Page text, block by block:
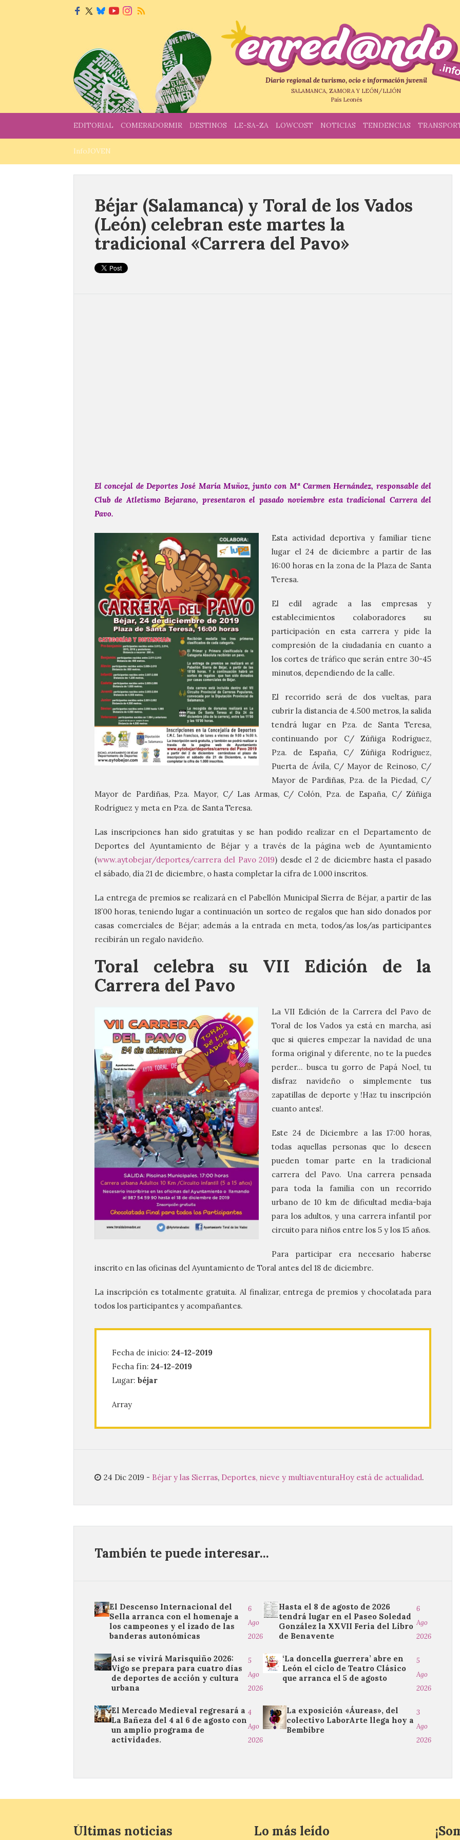
Diario regional de turismo, ocio e información juvenil
SALAMANCA, ZAMORA Y LEÓN/LLIÓN
País Leonés
EDITORIAL COMER&DORMIR DESTINOS LE-SA-ZA LOWCOST NOTICIAS TENDENCIAS
InfoJOVEN
Béjar (Salamanca) y Toral de los Vados
(León) celebran este martes la
tradicional «Carrera del Pavo»
El concejal de Deportes José María Muñoz, junto con Mª Carmen Hernández, responsable del
Club de Atletismo Bejarano, presentaron el pasado noviembre esta tradicional Carrera del
Pavo.
Esta actividad deportiva y familiar tiene
lugar el 24 de diciembre a partir de las
16:00 horas en la zona de la Plaza de Santa
Teresa.
El edil agrade a las empresas y
establecimientos colaboradores su
participación en esta carrera y pide la
compresión de la ciudadanía en cuanto a
los cortes de tráfico que serán entre 30-45
minutos, dependiendo de la calle.
El recorrido será de dos vueltas, para
cubrir la distancia de 4.500 metros, la salida
tendrá lugar en Pza. de Santa Teresa,
continuando por C/ Zúñiga Rodríguez,
Pza. de España, C/ Zúñiga Rodríguez,
Puerta de Ávila, C/ Mayor de Reinoso, C/
Mayor de Pardiñas, Pza. de la Piedad, C/
Mayor de Pardiñas, Pza. Mayor, C/ Las Armas, C/ Colón, Pza. de España, C/ Zúñiga
Rodríguez y meta en Pza. de Santa Teresa.
Las inscripciones han sido gratuitas y se han podido realizar en el Departamento de
Deportes del Ayuntamiento de Béjar y a través de la página web de Ayuntamiento
(www.aytobejar/deportes/carrera del Pavo 2019) desde el 2 de diciembre hasta el pasado
el sábado, día 21 de diciembre, o hasta completar la cifra de 1.000 inscritos.
La entrega de premios se realizará en el Pabellón Municipal Sierra de Béjar, a partir de las
18’00 horas, teniendo lugar a continuación un sorteo de regalos que han sido donados por
casas comerciales de Béjar; además a la entrada en meta, todos/as los/as participantes
recibirán un regalo navideño.
Toral celebra su VII Edición de la
Carrera del Pavo
La VII Edición de la Carrera del Pavo de
Toral de los Vados ya está en marcha, así
que si quieres empezar la navidad de una
forma original y diferente, no te la puedes
perder… busca tu gorro de Papá Noel, tu
disfraz navideño o simplemente tus
zapatillas de deporte y !Haz tu inscripción
cuanto antes!.
Este 24 de Diciembre a las 17:00 horas,
todas aquellas personas que lo deseen
pueden tomar parte en la tradicional
carrera del Pavo. Una carrera pensada
para toda la familia con un recorrido
urbano de 10 km de dificultad media-baja
para los adultos, y una carrera infantil por
circuito para niños entre los 5 y los 15 años.
Para participar era necesario haberse
inscrito en las oficinas del Ayuntamiento de Toral antes del 18 de diciembre.
La inscripción es totalmente gratuita. Al finalizar, entrega de premios y chocolatada para
todos los participantes y acompañantes.
Fecha de inicio: 24-12-2019
Fecha fín: 24-12-2019
Lugar: béjar
Array
24 Dic 2019 - Béjar y las Sierras, Deportes, nieve y multiaventuraHoy está de actualidad.
También te puede interesar...
El Descenso Internacional del
Sella arranca con el homenaje a
los campeones y el izado de las
banderas autonómicas
6
Ago
2026
Hasta el 8 de agosto de 2026
tendrá lugar en el Paseo Soledad
González la XXVII Feria del Libro
de Benavente
6
Ago
2026
Así se vivirá Marisquiño 2026:
Vigo se prepara para cuatro días
de deportes de acción y cultura
urbana
5
Ago
2026
‘La doncella guerrera’ abre en
León el ciclo de Teatro Clásico
que arranca el 5 de agosto
5
Ago
2026
El Mercado Medieval regresará a
La Bañeza del 4 al 6 de agosto con
un amplio programa de
actividades.
4
Ago
2026
La exposición «Áureas», del
colectivo LaborArte llega hoy a
Bembibre
3
Ago
2026
Últimas noticias Lo más leído